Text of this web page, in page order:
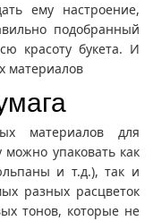
ему настроение,
подобранный
красоту букета. И
материалов
материалов для
можно упаковать как
и т.д.), так и
разных расцветок
тонов, которые не